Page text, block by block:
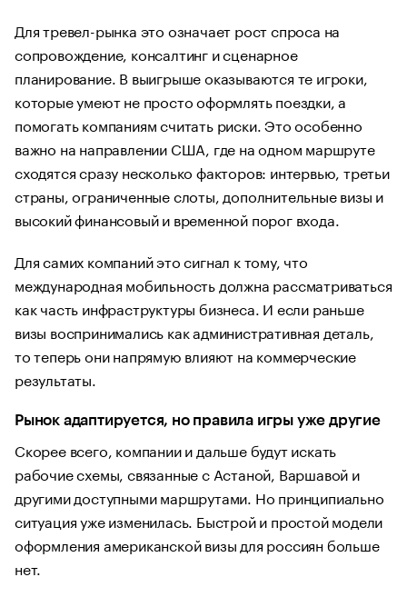
Для тревел-рынка это означает рост спроса на
сопровождение, консалтинг и сценарное
планирование. В выигрыше оказываются те игроки,
которые умеют не просто оформлять поездки, а
помогать компаниям считать риски. Это особенно
важно на направлении США, где на одном маршруте
сходятся сразу несколько факторов: интервью, третьи
страны, ограниченные слоты, дополнительные визы и
высокий финансовый и временной порог входа.
Для самих компаний это сигнал к тому, что
международная мобильность должна рассматриваться
как часть инфраструктуры бизнеса. И если раньше
визы воспринимались как административная деталь,
то теперь они напрямую влияют на коммерческие
результаты.
Рынок адаптируется, но правила игры уже другие
Скорее всего, компании и дальше будут искать
рабочие схемы, связанные с Астаной, Варшавой и
другими доступными маршрутами. Но принципиально
ситуация уже изменилась. Быстрой и простой модели
оформления американской визы для россиян больше
нет.